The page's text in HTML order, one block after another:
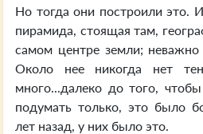
Но тогда они построили это.
пирамида, стоящая там,
самом центре земли; неважно
Около нее никогда нет
много...далеко до того,
подумать только, это было
лет назад, у них было это.